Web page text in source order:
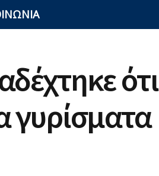
ότι
γυρίσματα